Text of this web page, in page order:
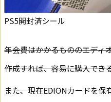
PS5開封済シール
年会費はかかるもののエディ
作成すれば、容易に購入でき
また、現在EDIONカードを保